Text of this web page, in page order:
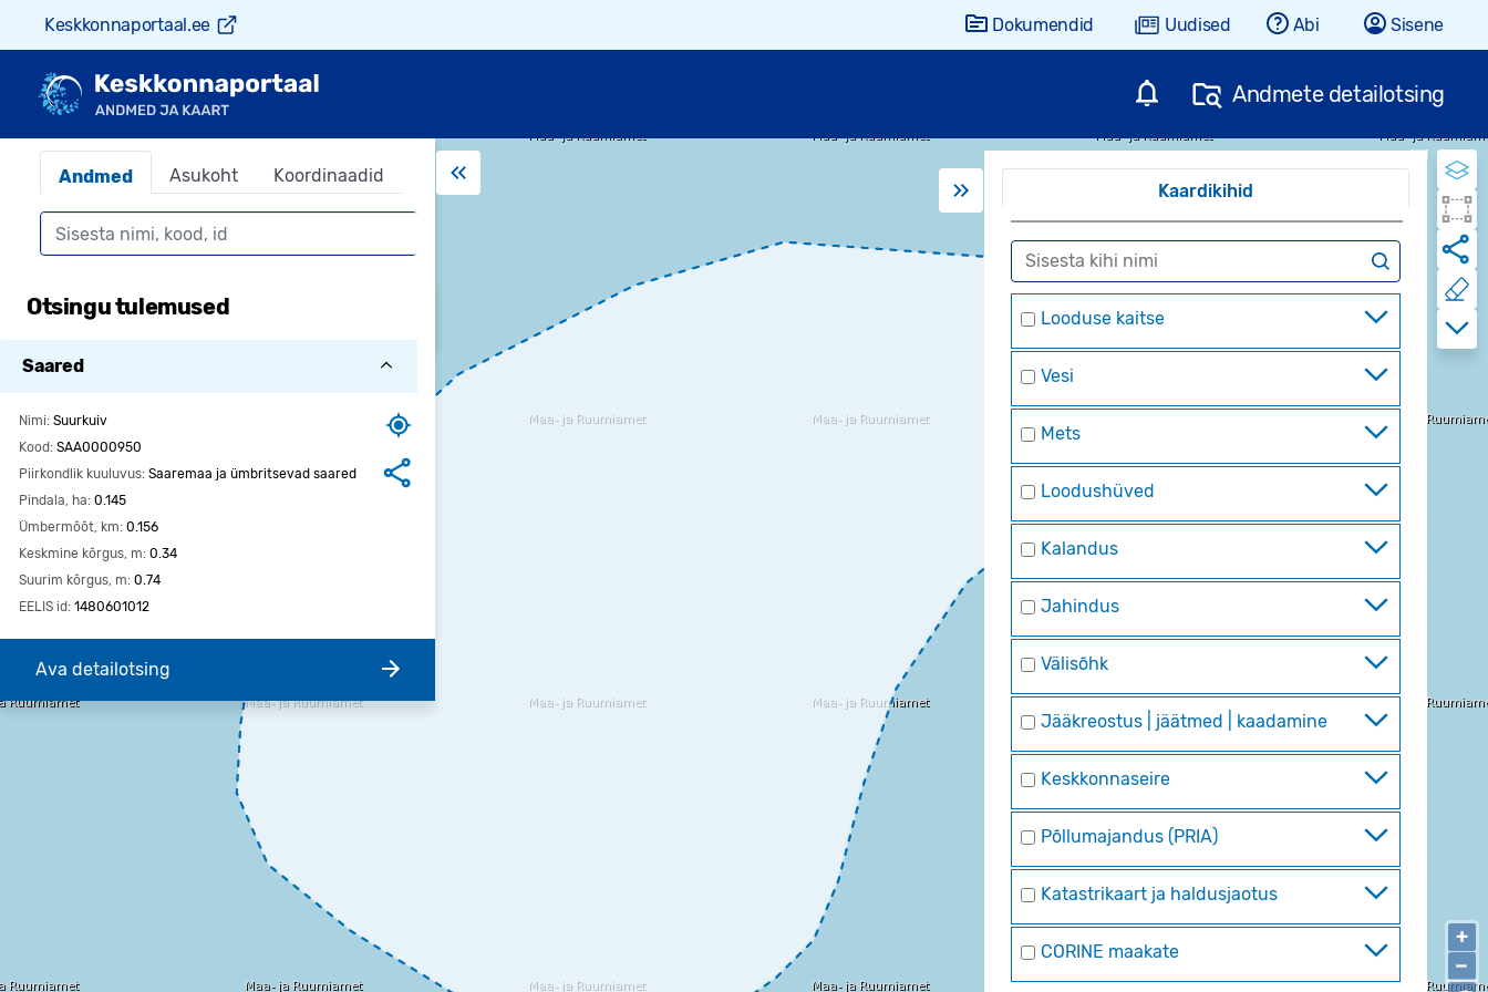
Keskkonnaportaal.ee Dokumendid Uudised Abi Sisene
Andmete detailotsing
Andmed Asukoht Koordinaadid
Otsing
Otsing leiab objektid keskkonnaandmestikest,
kuvatakse igast andmestikust 5 kirjet
Otsingu tulemused
Saared
Nimi: Suurkuiv
Kood: SAA0000950
Piirkondlik kuuluvus: Saaremaa ja ümbritsevad saared
Pindala, ha: 0.145
Ümbermõõt, km: 0.156
Keskmine kõrgus, m: 0.34
Suurim kõrgus, m: 0.74
EELIS id: 1480601012
Ava detailotsing
Kaardikihid
Looduse kaitse
Vesi
Mets
Loodushüved
Kalandus
Jahindus
Välisõhk
Jääkreostus | jäätmed | kaadamine
Keskkonnaseire
Põllumajandus (PRIA)
Katastrikaart ja haldusjaotus
CORINE maakate
+
−